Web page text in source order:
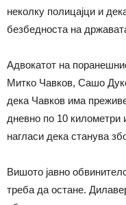
неколку полицајци и
безбедноста на
Адвокатот на
Митко Чавков, Сашо
дека Чавков има
дневно по 10 километри
нагласи дека станува
Вишото јавно
треба да остане.